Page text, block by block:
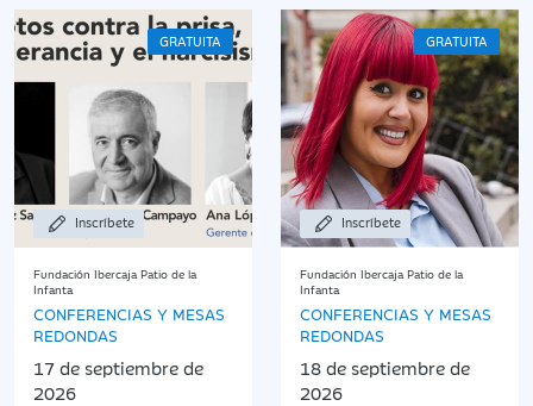
GRATUITA
Inscríbete
Fundación Ibercaja Patio de la
Infanta
CONFERENCIAS Y MESAS
REDONDAS
17 de septiembre de
2026
GRATUITA
Inscríbete
Fundación Ibercaja Patio de la
Infanta
CONFERENCIAS Y MESAS
REDONDAS
18 de septiembre de
2026